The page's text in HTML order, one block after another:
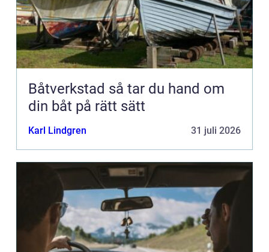
Båtverkstad så tar du hand om
din båt på rätt sätt
Karl Lindgren 31 juli 2026